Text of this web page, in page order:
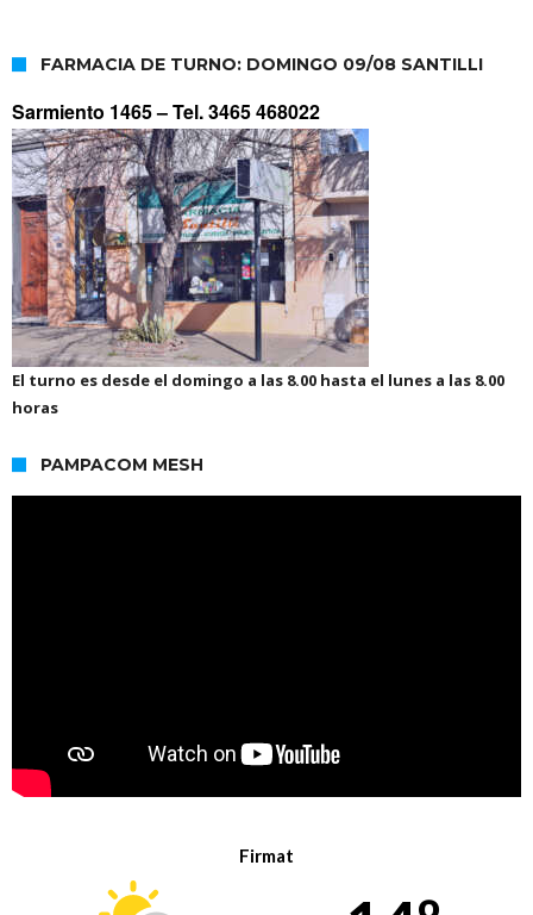
FARMACIA DE TURNO: DOMINGO 09/08 SANTILLI
Sarmiento 1465 –Tel. 3465 468022
El turno es desde el domingo a las 8.00 hasta el lunes a las 8.00
horas
PAMPACOM MESH
Firmat